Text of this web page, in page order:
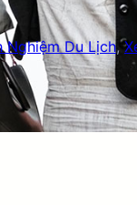
Nghiệm Du Lịch,